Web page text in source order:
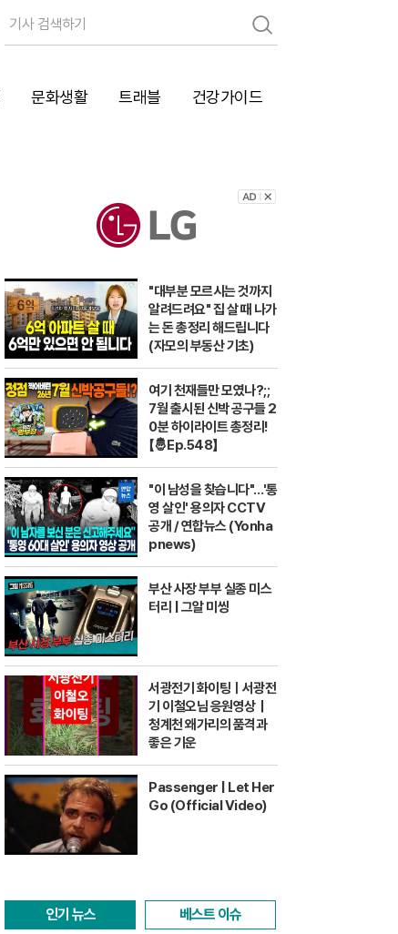
검
색
문화생활 트래블 건강가이드
"대부분 모르시는 것까지
알려드려요" 집 살 때 나가
는 돈 총정리 해드립니다
(자모의 부동산 기초)
여기 천재들만 모였나?;;
7월 출시된 신박 공구들 2
0분 하이라이트 총정리!
【🤴Ep.548】
"이 남성을 찾습니다"…'통
영 살인' 용의자 CCTV
공개 / 연합뉴스 (Yonha
pnews)
부산 사장 부부 실종 미스
터리 | 그알 미씽
서광전기 화이팅ㅣ서광전
기 이철오님 응원영상｜
청계천 왜가리의 품격과
좋은 기운
Passenger | Let Her
Go (Official Video)
인기 뉴스 베스트 이슈